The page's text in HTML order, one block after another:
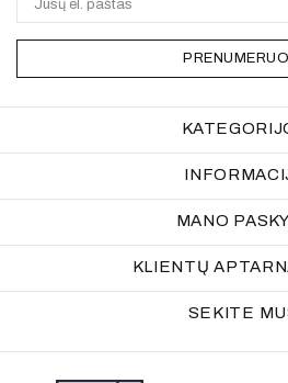
MANO
KLIENTŲ
SEKITE